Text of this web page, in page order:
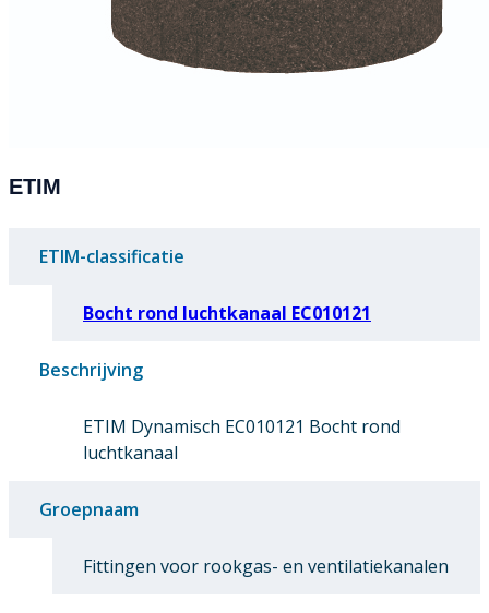
ETIM
ETIM-classificatie
Bocht rond luchtkanaal EC010121
Beschrijving
ETIM Dynamisch EC010121 Bocht rond
luchtkanaal
Groepnaam
Fittingen voor rookgas- en ventilatiekanalen